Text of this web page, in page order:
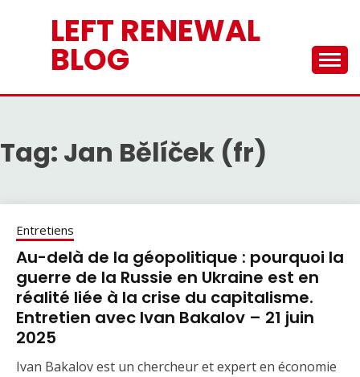
LEFT RENEWAL
BLOG
Tag: Jan Bělíček (fr)
Entretiens
Au-delà de la géopolitique : pourquoi la
guerre de la Russie en Ukraine est en
réalité liée à la crise du capitalisme.
Entretien avec Ivan Bakalov – 21 juin
2025
Ivan Bakalov est un chercheur et expert en économie